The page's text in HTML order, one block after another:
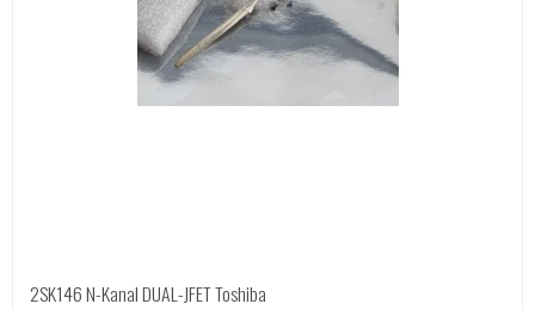
2SK146 N-Kanal DUAL-JFET Toshiba